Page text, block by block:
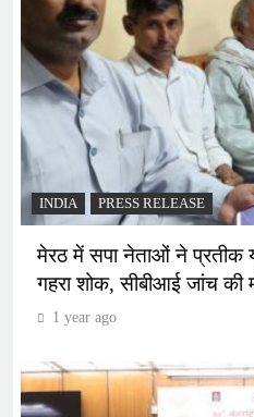
INDIA PRESS RELEASE
मेरठ में सपा नेताओं ने प्रतीक
गहरा शोक, सीबीआई जांच की
1 year ago